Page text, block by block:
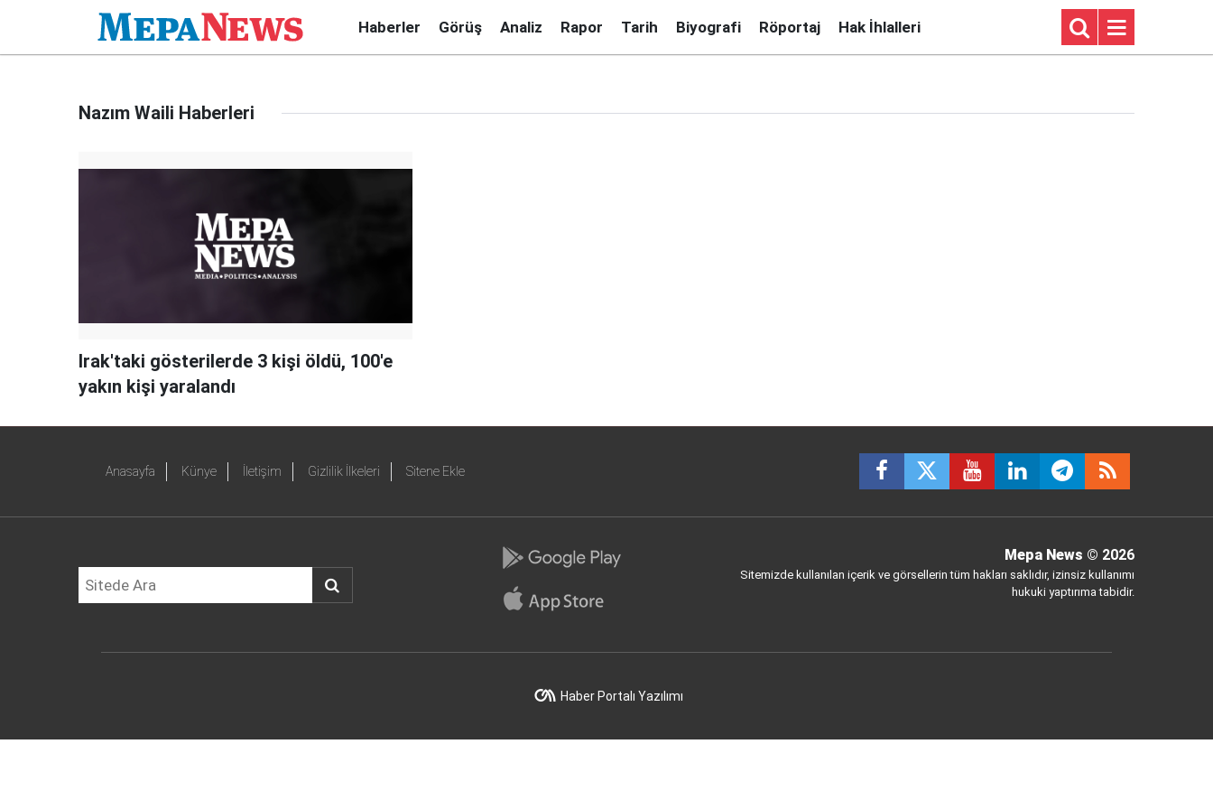
Haberler Görüş Analiz Rapor Tarih Biyografi Röportaj Hak İhlalleri
Nazım Waili Haberleri
Irak'taki gösterilerde 3 kişi öldü, 100'e
yakın kişi yaralandı
Anasayfa Künye İletişim Gizlilik İlkeleri Sitene Ekle
Mepa News © 2026
Sitemizde kullanılan içerik ve görsellerin tüm hakları saklıdır, izinsiz kullanımı
hukuki yaptırıma tabidir.
Haber Portalı Yazılımı